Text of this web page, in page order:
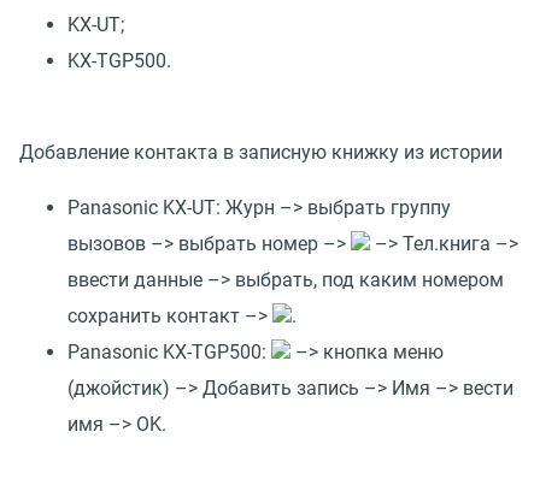
KX-UT;
KX-TGP500.
Добавление контакта в записную книжку из истории
Panasonic KX-UT: Журн –> выбрать группу
вызовов –> выбрать номер –>
–> Тел.книга –>
ввести данные –> выбрать, под каким номером
сохранить контакт –>
.
Panasonic KX-TGP500:
–> кнопка меню
(джойстик) –> Добавить запись –> Имя –> вести
имя –> OK.